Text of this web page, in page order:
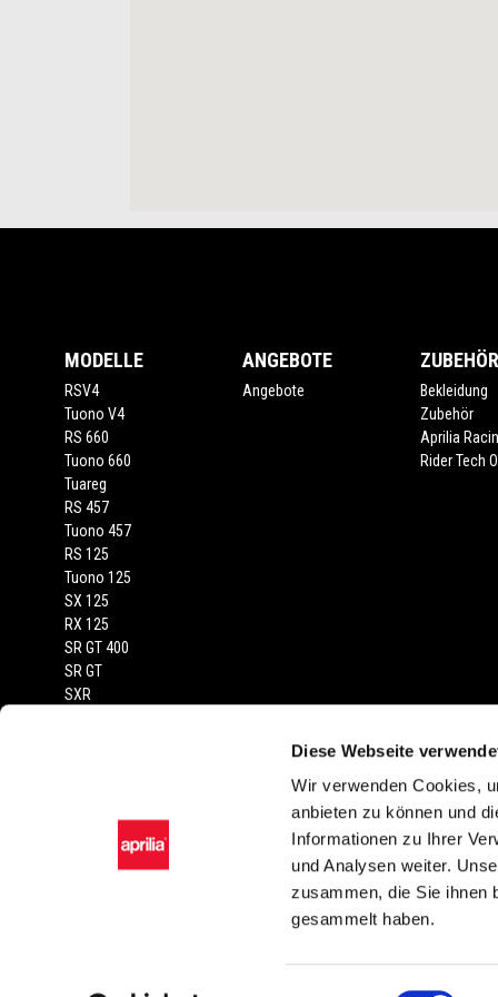
Diese Webseite
Wir verwenden Cookies,
anbieten zu können und
Informationen zu Ihrer
und Analysen weiter.
zusammen, die Sie ihnen
gesammelt haben.
MODELLE
RSV4
Tuono V4
RS 660
Tuono 660
Tuareg
RS 457
Tuono 457
RS 125
Tuono 125
SX 125
RX 125
SR GT 400
SR GT
SXR
ANGEBOTE
Angebote
ZUBEHÖR
Bekleidung
Zubehör
Aprilia
Rider Tech
Die abgebildeten Fahrzeuge und Zubehörartikel dienen nur zur
von Farbtönen in der Serienausstattung gegenüber der Wiedergabe in
technischer oder stilistischer Änderungen vor. Sämtliche Angaben
Modellvarianten, Zubehörartikel und Ausstattungen möglich.